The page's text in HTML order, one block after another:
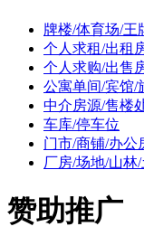
牌楼/体育场/王
个人求租/出租
个人求购/出售
公寓单间/宾馆/
中介房源/售楼
车库/停车位
门市/商铺/办公
厂房/场地/山林
赞助推广